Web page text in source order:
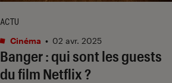
Banger: qui sont les guests
du film Netflix ?
ACTU
Cinéma • 02 avr. 2025